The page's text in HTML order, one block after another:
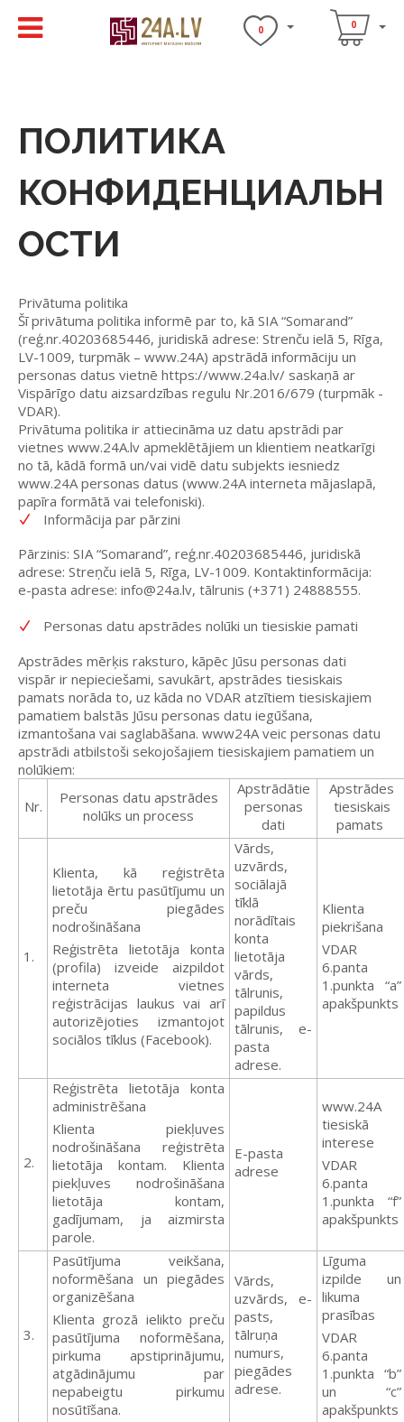
0 0
ПОЛИТИКА
КОНФИДЕНЦИАЛЬН
ОСТИ
Privātuma politika
Šī privātuma politika informē par to, kā SIA “Somarand”
(reģ.nr.40203685446, juridiskā adrese: Strenču ielā 5, Rīga,
LV-1009, turpmāk – www.24A) apstrādā informāciju un
personas datus vietnē https://www.24a.lv/ saskaņā ar
Vispārīgo datu aizsardzības regulu Nr.2016/679 (turpmāk -
VDAR).
Privātuma politika ir attiecināma uz datu apstrādi par
vietnes www.24A.lv apmeklētājiem un klientiem neatkarīgi
no tā, kādā formā un/vai vidē datu subjekts iesniedz
www.24A personas datus (www.24A interneta mājaslapā,
papīra formātā vai telefoniski).
Informācija par pārzini
Pārzinis: SIA “Somarand”, reģ.nr.40203685446, juridiskā
adrese: Streņču ielā 5, Rīga, LV-1009. Kontaktinformācija:
e-pasta adrese: info@24a.lv, tālrunis (+371) 24888555.
Personas datu apstrādes nolūki un tiesiskie pamati
Apstrādes mērķis raksturo, kāpēc Jūsu personas dati
vispār ir nepieciešami, savukārt, apstrādes tiesiskais
pamats norāda to, uz kāda no VDAR atzītiem tiesiskajiem
pamatiem balstās Jūsu personas datu iegūšana,
izmantošana vai saglabāšana. www24A veic personas datu
apstrādi atbilstoši sekojošajiem tiesiskajiem pamatiem un
nolūkiem:
Nr.
Personas datu apstrādes
nolūks un process
Apstrādātie
personas
dati
Apstrādes
tiesiskais
pamats
1.
Klienta, kā reģistrēta
lietotāja ērtu pasūtījumu un
preču piegādes
nodrošināšana
Reģistrēta lietotāja konta
(profila) izveide aizpildot
interneta vietnes
reģistrācijas laukus vai arī
autorizējoties izmantojot
sociālos tīklus (Facebook).
Vārds,
uzvārds,
sociālajā
tīklā
norādītais
konta
lietotāja
vārds,
tālrunis,
papildus
tālrunis, e-
pasta
adrese.
Klienta
piekrišana
VDAR
6.panta
1.punkta “a”
apakšpunkts
2.
Reģistrēta lietotāja konta
administrēšana
Klienta piekļuves
nodrošināšana reģistrēta
lietotāja kontam. Klienta
piekļuves nodrošināšana
lietotāja kontam,
gadījumam, ja aizmirsta
parole.
E-pasta
adrese
www.24A
tiesiskā
interese
VDAR
6.panta
1.punkta “f”
apakšpunkts
3.
Pasūtījuma veikšana,
noformēšana un piegādes
organizēšana
Klienta grozā ielikto preču
pasūtījuma noformēšana,
pirkuma apstiprinājumu,
atgādinājumu par
nepabeigtu pirkumu
nosūtīšana.
Vārds,
uzvārds, e-
pasts,
tālruņa
numurs,
piegādes
adrese.
Līguma
izpilde un
likuma
prasības
VDAR
6.panta
1.punkta “b”
un “c”
apakšpunkts